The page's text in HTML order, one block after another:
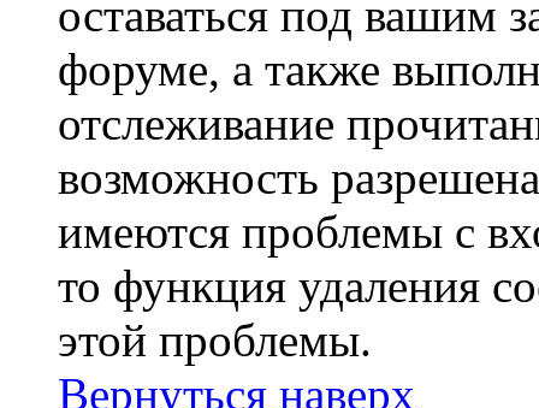
оставаться под вашим
форуме, а также
отслеживание
возможность
имеются проблемы с
то функция удаления
этой проблемы.
Вернуться наверх